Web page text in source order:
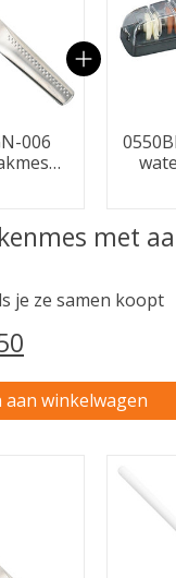
006
met
je ze samen koopt
aan winkelwagen
producten